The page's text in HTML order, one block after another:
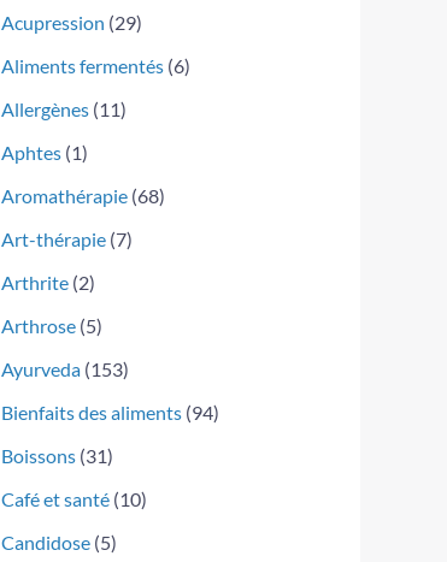
Acupression (29)
Aliments fermentés (6)
Allergènes (11)
Aphtes (1)
Aromathérapie (68)
Art-thérapie (7)
Arthrite (2)
Arthrose (5)
Ayurveda (153)
Bienfaits des aliments (94)
Boissons (31)
Café et santé (10)
Candidose (5)